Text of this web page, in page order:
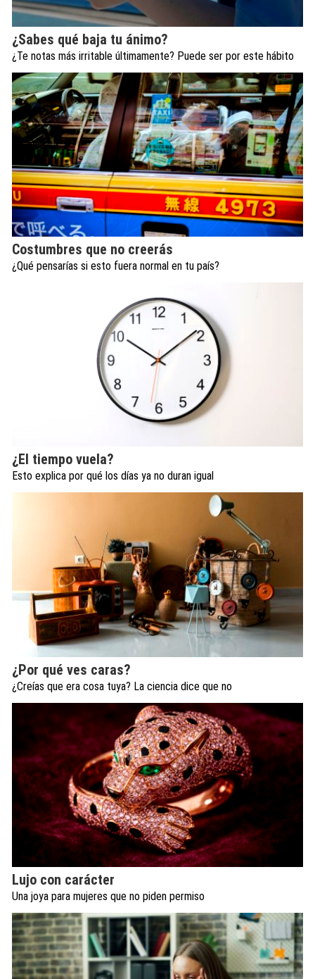
¿Sabes qué baja tu ánimo?
¿Te notas más irritable últimamente? Puede ser por este hábito
Costumbres que no creerás
¿Qué pensarías si esto fuera normal en tu país?
¿El tiempo vuela?
Esto explica por qué los días ya no duran igual
¿Por qué ves caras?
¿Creías que era cosa tuya? La ciencia dice que no
Lujo con carácter
Una joya para mujeres que no piden permiso